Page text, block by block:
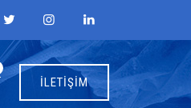
İLETİŞİM